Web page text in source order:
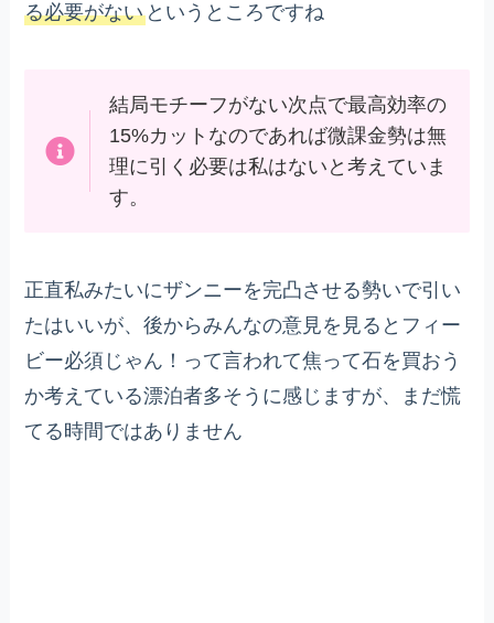
る必要がない というところですね
結局モチーフがない次点で最高効率の
15%カットなのであれば微課金勢は無
理に引く必要は私はないと考えていま
す。
正直私みたいにザンニーを完凸させる勢いで引い
たはいいが、後からみんなの意見を見るとフィー
ビー必須じゃん！って言われて焦って石を買おう
か考えている漂泊者多そうに感じますが、まだ慌
てる時間ではありません